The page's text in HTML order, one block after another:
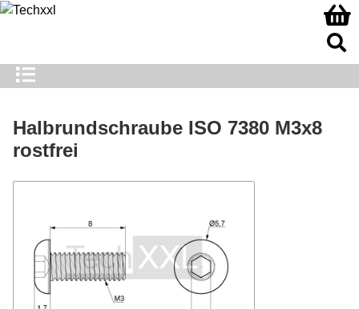
Halbrundschraube ISO 7380 M3x8
rostfrei